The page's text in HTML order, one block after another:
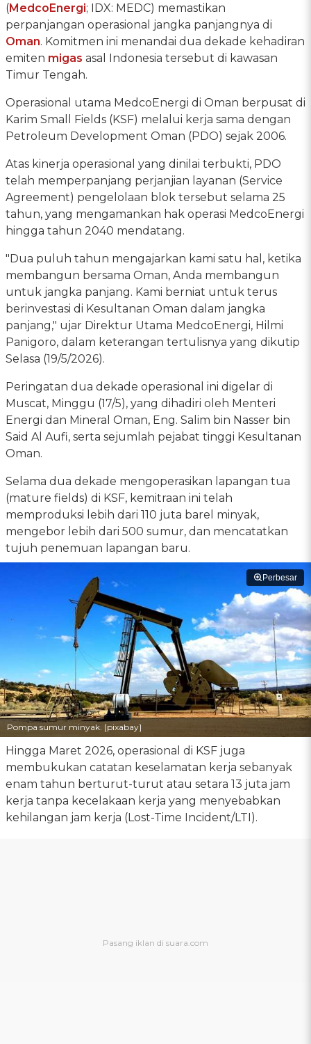
(MedcoEnergi; IDX: MEDC) memastikan
perpanjangan operasional jangka panjangnya di
Oman. Komitmen ini menandai dua dekade kehadiran
emiten migas asal Indonesia tersebut di kawasan
Timur Tengah.
Operasional utama MedcoEnergi di Oman berpusat di
Karim Small Fields (KSF) melalui kerja sama dengan
Petroleum Development Oman (PDO) sejak 2006.
Atas kinerja operasional yang dinilai terbukti, PDO
telah memperpanjang perjanjian layanan (Service
Agreement) pengelolaan blok tersebut selama 25
tahun, yang mengamankan hak operasi MedcoEnergi
hingga tahun 2040 mendatang.
"Dua puluh tahun mengajarkan kami satu hal, ketika
membangun bersama Oman, Anda membangun
untuk jangka panjang. Kami berniat untuk terus
berinvestasi di Kesultanan Oman dalam jangka
panjang," ujar Direktur Utama MedcoEnergi, Hilmi
Panigoro, dalam keterangan tertulisnya yang dikutip
Selasa (19/5/2026).
Peringatan dua dekade operasional ini digelar di
Muscat, Minggu (17/5), yang dihadiri oleh Menteri
Energi dan Mineral Oman, Eng. Salim bin Nasser bin
Said Al Aufi, serta sejumlah pejabat tinggi Kesultanan
Oman.
Selama dua dekade mengoperasikan lapangan tua
(mature fields) di KSF, kemitraan ini telah
memproduksi lebih dari 110 juta barel minyak,
mengebor lebih dari 500 sumur, dan mencatatkan
tujuh penemuan lapangan baru.
Perbesar
Pompa sumur minyak. [pixabay]
Hingga Maret 2026, operasional di KSF juga
membukukan catatan keselamatan kerja sebanyak
enam tahun berturut-turut atau setara 13 juta jam
kerja tanpa kecelakaan kerja yang menyebabkan
kehilangan jam kerja (Lost-Time Incident/LTI).